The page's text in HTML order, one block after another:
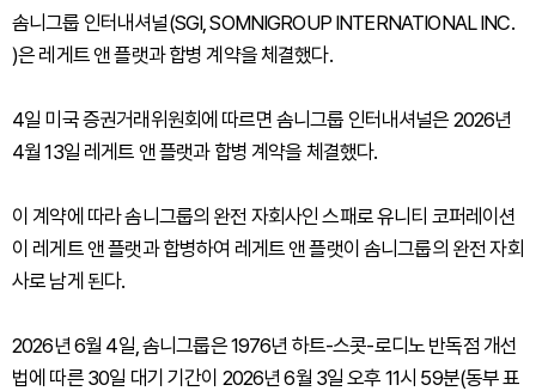
솜니그룹 인터내셔널(SGI, SOMNIGROUP INTERNATIONAL INC.
)은 레게트 앤 플랫과 합병 계약을 체결했다.
4일 미국 증권거래위원회에 따르면 솜니그룹 인터내셔널은 2026년
4월 13일 레게트 앤 플랫과 합병 계약을 체결했다.
이 계약에 따라 솜니그룹의 완전 자회사인 스패로 유니티 코퍼레이션
이 레게트 앤 플랫과 합병하여 레게트 앤 플랫이 솜니그룹의 완전 자회
사로 남게 된다.
2026년 6월 4일, 솜니그룹은 1976년 하트-스콧-로디노 반독점 개선
법에 따른 30일 대기 기간이 2026년 6월 3일 오후 11시 59분(동부 표